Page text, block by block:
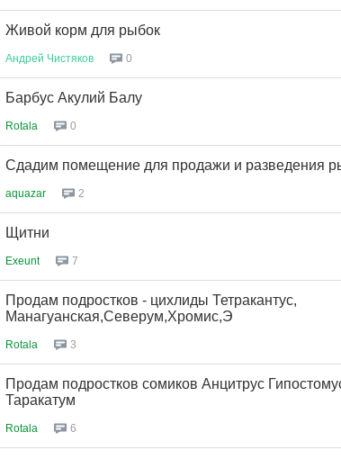
Живой корм для рыбок
Андрей Чистяков 0
Барбус Акулий Балу
Rotala 0
Сдадим помещение для продажи и разведения
aquazar 2
Щитни
Exeunt 7
Продам подростков - цихлиды Тетракантус,
Манагуанская,Северум,Хромис,Э
Rotala 3
Продам подростков сомиков Анцитрус
Таракатум
Rotala 6